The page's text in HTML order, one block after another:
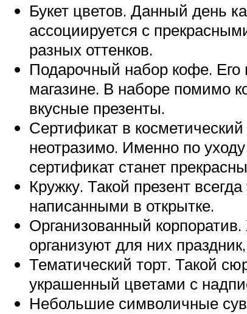
Букет цветов. Данный день
ассоциируется с
разных оттенков.
Подарочный набор кофе. Его
магазине. В наборе помимо
вкусные презенты.
Сертификат в
неотразимо. Именно по
сертификат станет
Кружку. Такой презент
написанными в открытке.
Организованный
организуют для них
Тематический торт. Такой
украшенный цветами с
Небольшие символичные